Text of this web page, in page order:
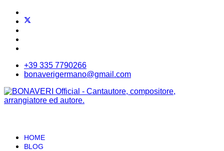
+39 335 7790266
bonaverigermano@gmail.com
HOME
BLOG